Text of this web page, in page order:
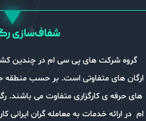
شفاف‌سازی
های پی سی ام در چندین کشور جهان
متفاوتی است. بر حسب منطقه
ی کارگزاری متفاوت می باشند. رگوله های
خدمات به معامله گران ایرانی کارایی